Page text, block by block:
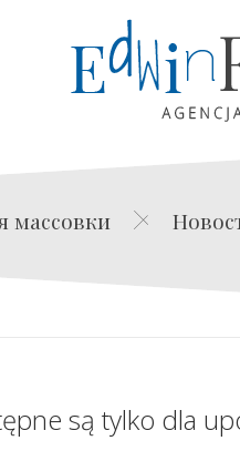
массовки
są tylko dla